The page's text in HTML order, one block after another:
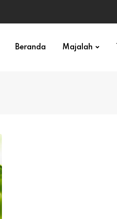
Beranda Majalah